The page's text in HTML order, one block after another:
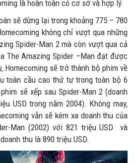
là hoàn toàn có cơ sở và hợp lý.
sẽ dừng lại trong khoảng 775 – 780
không chỉ vượt qua những
Spider-Man 2 mà còn vượt qua cả
The Amazing Spider –Man đạt được
Homecoming sẽ trở thành bộ phim về
toàn cầu cao thứ tư trong toàn bộ 6
sẽ xếp sau Spider-Man 2 (doanh
USD trong năm 2004). Không may,
vẫn sẽ kém xa doanh thu của
Man (2002) với 821 triệu USD và
thu là 890 triệu USD.